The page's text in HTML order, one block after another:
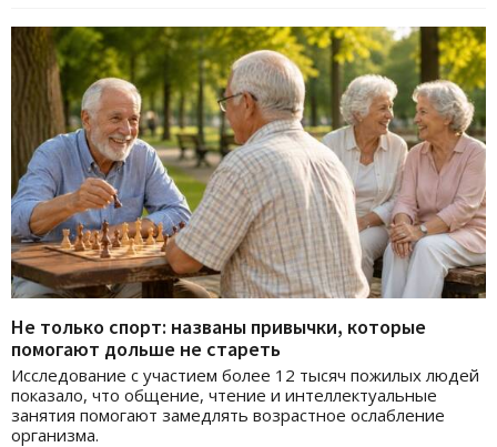
Не только спорт: названы привычки, которые
помогают дольше не стареть
Исследование с участием более 12 тысяч пожилых людей
показало, что общение, чтение и интеллектуальные
занятия помогают замедлять возрастное ослабление
организма.